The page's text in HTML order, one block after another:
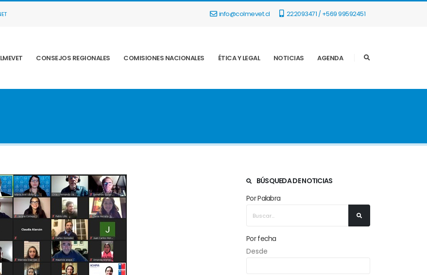
info@colmevet.cl 222093471 / +569 99592451
CONSEJOS REGIONALES COMISIONES NACIONALES ÉTICA Y LEGAL NOTICIAS AGENDA
BÚSQUEDA DE NOTICIAS
Por Palabra
Por fecha
Desde